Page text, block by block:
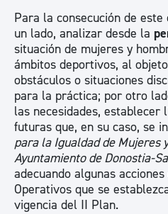
Para la consecución de
un lado, analizar desde la
situación de mujeres y
ámbitos deportivos, al
obstáculos o situaciones
para la práctica; por otro
las necesidades, establecer
futuras que, en su caso, se
para la Igualdad de Mujeres
Ayuntamiento de Donostia-
adecuando algunas
Operativos que se
vigencia del II Plan.